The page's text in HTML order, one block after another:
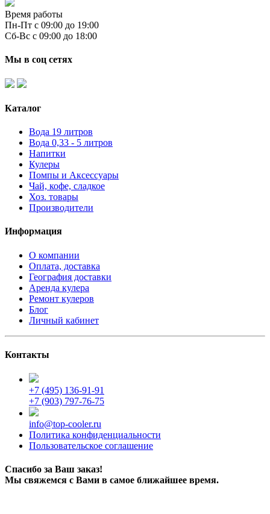
Время работы
Пн-Пт с 09:00 до 19:00
Сб-Вс с 09:00 до 18:00
Мы в соц сетях
Каталог
Вода 19 литров
Вода 0,33 - 5 литров
Напитки
Кулеры
Помпы и Аксессуары
Чай, кофе, сладкое
Хоз. товары
Производители
Информация
О компании
Оплата, доставка
География доставки
Аренда кулера
Ремонт кулеров
Блог
Личный кабинет
Контакты
+7 (495) 136-91-91
+7 (903) 797-76-75
info@top-cooler.ru
Политика конфиденциальности
Пользовательское соглашение
Спасибо за Ваш заказ!
Мы свяжемся с Вами в самое ближайшее время.